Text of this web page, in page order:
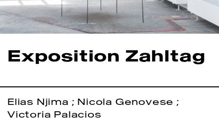
Exposition Zahltag
Elias Njima ; Nicola Genovese ;
Victoria Palacios